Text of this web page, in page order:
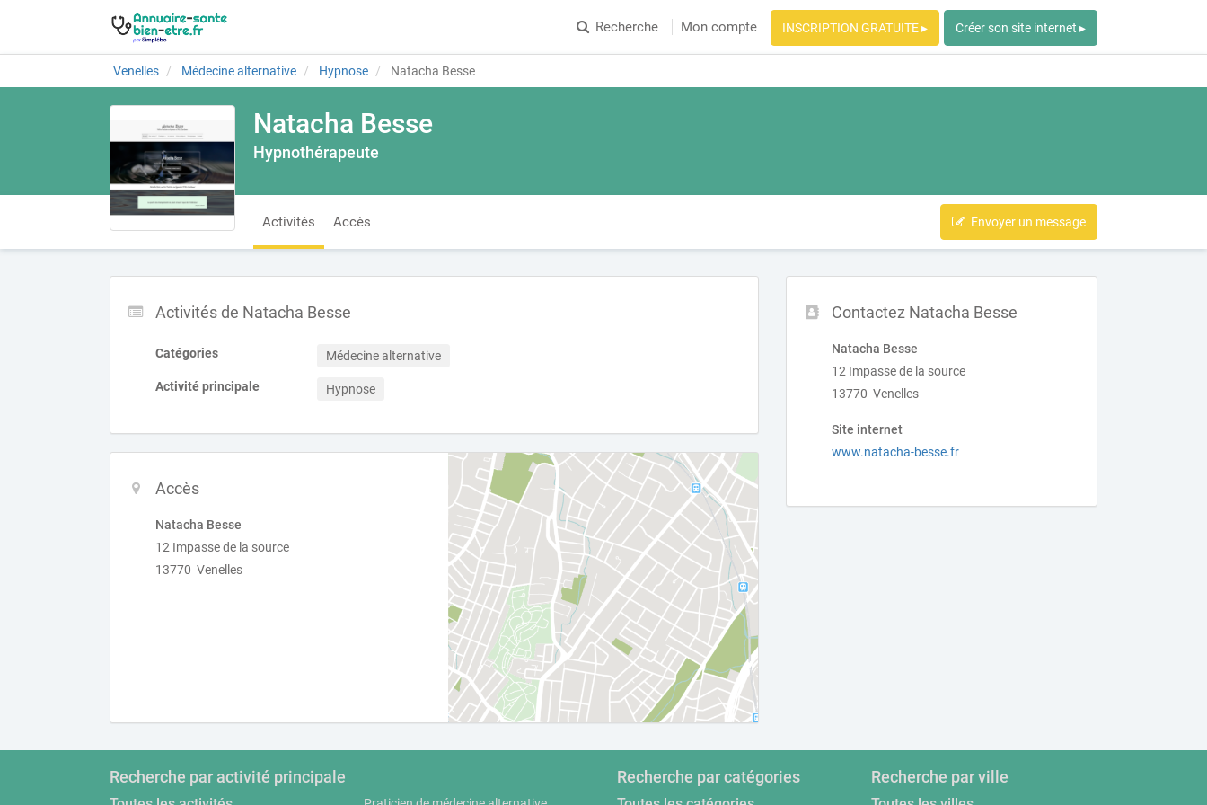
Recherche Mon compte INSCRIPTION GRATUITE ▸ Créer son site internet ▸
Venelles Médecine alternative Hypnose Natacha Besse
Natacha Besse
Hypnothérapeute
Activités Accès Envoyer un message
Contactez Natacha Besse
Natacha Besse
12 Impasse de la source
13770 Venelles
Site internet
www.natacha-besse.fr
Activités de Natacha Besse
Catégories Médecine alternative
Activité principale Hypnose
Accès
Natacha Besse
12 Impasse de la source
13770 Venelles
Recherche par activité principale Recherche par catégories Recherche par ville